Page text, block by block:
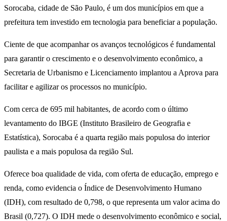
Sorocaba, cidade de São Paulo, é um dos municípios em que a
prefeitura tem investido em tecnologia para beneficiar a população.
Ciente de que acompanhar os avanços tecnológicos é fundamental
para garantir o crescimento e o desenvolvimento econômico, a
Secretaria de Urbanismo e Licenciamento implantou a Aprova para
facilitar e agilizar os processos no município.
Com cerca de 695 mil habitantes, de acordo com o último
levantamento do IBGE (Instituto Brasileiro de Geografia e
Estatística), Sorocaba é a quarta região mais populosa do interior
paulista e a mais populosa da região Sul.
Oferece boa qualidade de vida, com oferta de educação, emprego e
renda, como evidencia o Índice de Desenvolvimento Humano
(IDH), com resultado de 0,798, o que representa um valor acima do
Brasil (0,727). O IDH mede o desenvolvimento econômico e social,